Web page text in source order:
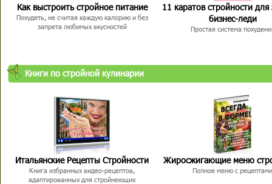
Как выстроить стройное питание
Похудеть, не считая каждую калорию и без
запрета любимых вкусностей
11 каратов стройности для
бизнес-леди
Простая система
Книги по стройной кулинарии
Итальянские Рецепты Стройности
Книга избранных видео-рецептов,
адаптированных для стройнеющих
Жиросжигающие меню
Полное меню с рецептами